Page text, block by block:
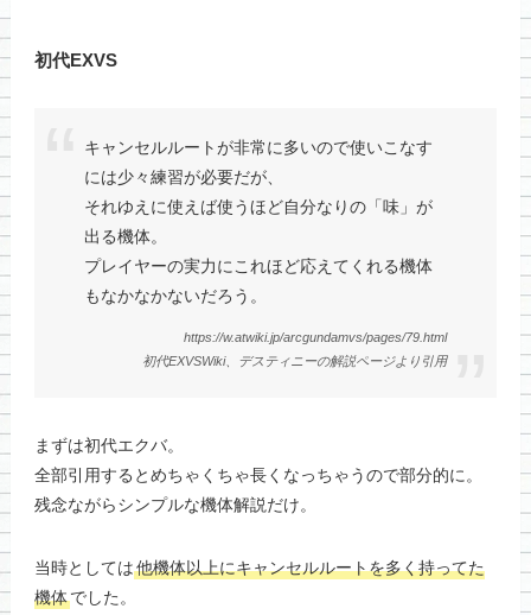
初代EXVS
キャンセルルートが非常に多いので使いこなす
には少々練習が必要だが、
それゆえに使えば使うほど自分なりの「味」が
出る機体。
プレイヤーの実力にこれほど応えてくれる機体
もなかなかないだろう。
https://w.atwiki.jp/arcgundamvs/pages/79.html
初代EXVSWiki、デスティニーの解説ページより引用
まずは初代エクバ。
全部引用するとめちゃくちゃ長くなっちゃうので部分的に。
残念ながらシンプルな機体解説だけ。
当時としては他機体以上にキャンセルルートを多く持ってた
機体でした。